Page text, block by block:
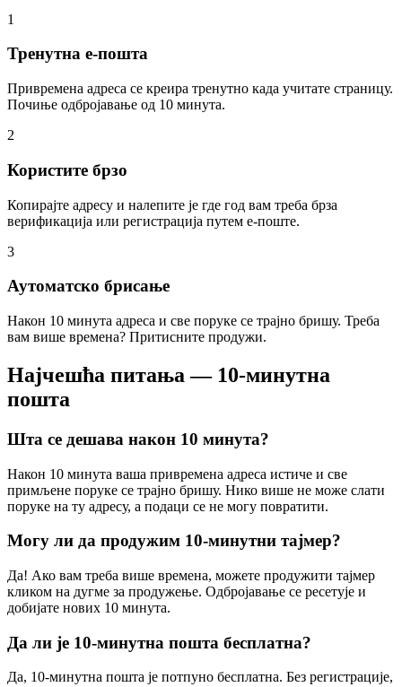
1
Тренутна е-пошта
Привремена адреса се креира тренутно када учитате страницу.
Почиње одбројавање од 10 минута.
2
Користите брзо
Копирајте адресу и налепите је где год вам треба брза
верификација или регистрација путем е-поште.
3
Аутоматско брисање
Након 10 минута адреса и све поруке се трајно бришу. Треба
вам више времена? Притисните продужи.
Најчешћа питања — 10-минутна
пошта
Шта се дешава након 10 минута?
Након 10 минута ваша привремена адреса истиче и све
примљене поруке се трајно бришу. Нико више не може слати
поруке на ту адресу, а подаци се не могу повратити.
Могу ли да продужим 10-минутни тајмер?
Да! Ако вам треба више времена, можете продужити тајмер
кликом на дугме за продужење. Одбројавање се ресетује и
добијате нових 10 минута.
Да ли је 10-минутна пошта бесплатна?
Да, 10-минутна пошта је потпуно бесплатна. Без регистрације,